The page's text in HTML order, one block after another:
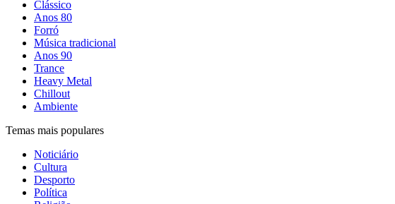
Clássico
Anos 80
Forró
Música tradicional
Anos 90
Trance
Heavy Metal
Chillout
Ambiente
Temas mais populares
Noticiário
Cultura
Desporto
Política